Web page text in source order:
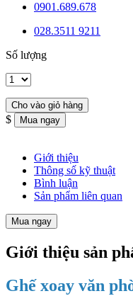
0901.689.678
028.3511 9211
Số lượng
$
Giới thiệu
Thông số kỹ thuật
Bình luận
Sản phẩm liên quan
Mua ngay
Giới thiệu sản
Ghế xoay văn